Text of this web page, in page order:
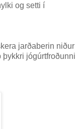
og setti í
jarðaberin niður
þykkri jógúrtfroðunni